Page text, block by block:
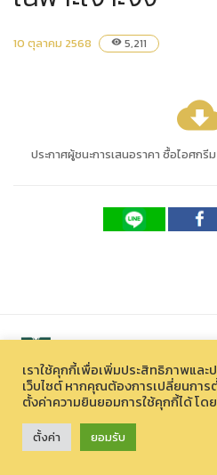
10 ตุลาคม 2568 visibility 5,211
ประกาศผู้ชนะการเสนอราคา ซื้อไอศกรี
สงวนลิขสิทธิ์ © 2026 องค์การบริหารไนท์ซ
33 หมู่ที่ 12 ตำบลหนองควาย อำเภอหางดง จังหวัดเชีย
เราใช้คุกกี้เพื่อเพิ่มประสิทธิภาพแล
เว็บไซต์ หากคุณต้องการเปลี่ยนกา
ตั้งค่าความยินยอมการใช้คุกกี้ได้ โด
ตั้งค่า ยอมรับ